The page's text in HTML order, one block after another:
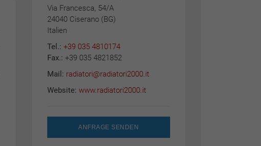
Via Francesca, 54/A
24040 Ciserano (BG)
Italien
Tel.: +39 035 4810174
Fax.: +39 035 4821852
Mail: radiatori@radiatori2000.it
Website: www.radiatori2000.it
ANFRAGE SENDEN